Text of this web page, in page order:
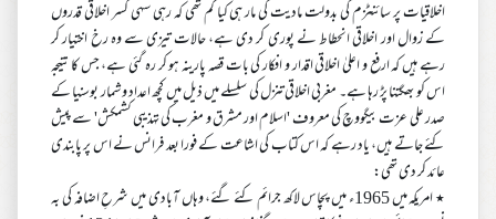
اخلاقیات پر سائنٹزم کی بدولت مادیت کی مار ہی کیا کم تھی کہ رہی سہی کسر اخلاقی قدروں
کے زوال اور اخلاقی انحطاط نے پوری کر دی ہے، حالات تیزی سے وہ رخ اختیار کر
رہے ہیں کہ ارفع و اعلیٰ اخلاقی اقدار و افکار کی بات قصہ پارینہ ہو کر رہ گئی ہے، جس کا نتیجہ
اس کو بھگتنا پڑ رہا ہے۔ مغربی اخلاقی تنزل کی سلسلے میں ذیل میں کچھ اعداد و شمار بوسنیا کے
صدر علی عزت بیگووچ کی معروف 'اسلام اور مشرق و مغرب کی تہذیبی کشمکش' سے پیش
کئے جاتے ہیں، یاد رہے کہ اس کتاب کی اشاعت کے فورا بعد فرانس نے اس پر پابندی
عائد کر دی تھی:
٭ امریکہ میں 1965ء میں پچاس لاکھ جرائم کئے گئے، وہاں آبادی میں شرحِ اضافہ کی بہ